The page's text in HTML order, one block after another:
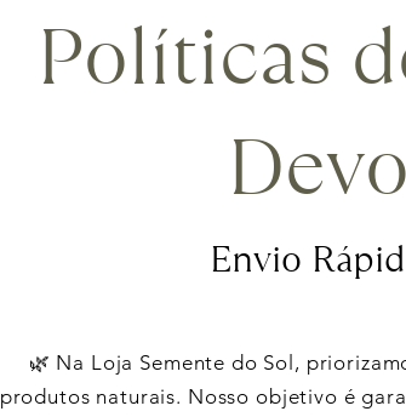
Políticas
Envio
🌿 Na Loja Semente do Sol,
produtos naturais. Nosso objetivo é